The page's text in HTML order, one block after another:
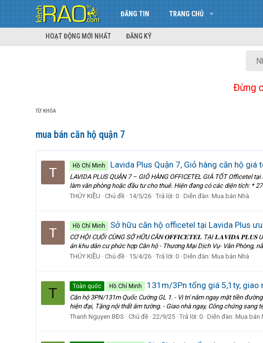
ĐĂNG TIN TRANG CHỦ
HOẠT ĐỘNG MỚI NHẤT ĐĂNG KÝ
Đừng
TỪ KHÓA
mua bán căn hộ quận 7
Hồ Chí Minh Lavida Plus Quận 7, Giỏ hàng căn hộ giá
LAVIDA PLUS QUẬN 7 – GIỎ HÀNG OFFICETEL GIÁ TỐT
làm văn phòng hoặc đầu tư cho thuê. Hiện đang có các diện tích: *
THÚY KIỀU
Chủ đề 14/5/26 Trả lời: 0 Diễn đàn: Mua bán Nhà
Hồ Chí Minh Sở hữu căn hộ officetel tại Lavida Plus
CƠ HỘI CUỐI CÙNG SỞ HỮU CĂN 𝐎𝐅𝐅𝐈𝐂𝐄𝐓𝐄𝐋 TẠI 𝐋𝐀𝐕𝐈𝐃𝐀 𝐏𝐋𝐔𝐒
án khu dân cư phức hợp Căn hộ - Thương Mại Dịch Vụ- Văn Phòng,
THÚY KIỀU
Chủ đề 15/4/26 Trả lời: 0 Diễn đàn: Mua bán Nhà
T Toàn quốc Hồ Chí Minh 131m/3Pn tổng giá 5,1ty, giao
Căn hộ 3PN/131m Quốc Cường GL 1. - Vị trí nằm ngay mặt tiền
hiện đại, Tặng nội thất âm tường. - Giao nhà ngay, Công chứng sang
Thanh Nguyen BĐS
Chủ đề 22/9/25 Trả lời: 0 Diễn đàn: Mua bán